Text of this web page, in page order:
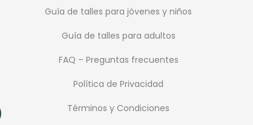
Guía de talles para jóvenes y niños
Guía de talles para adultos
FAQ – Preguntas frecuentes
Política de Privacidad
Términos y Condiciones